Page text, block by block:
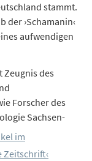
stammt.
der ›Schamanin‹
aufwendigen
Zeugnis des
Forscher des
Sachsen-
im
Zeitschrift‹